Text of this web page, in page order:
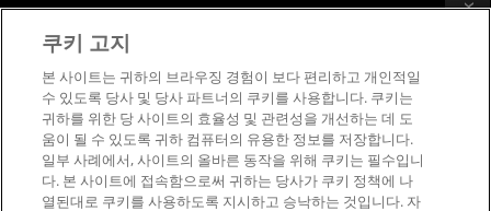
이사위원회
거버넌스 문서
SEC 신고서
상표
공급망 투명성
공정 및 공개 경쟁
영국 세금 전략
쿠키 정책
쿠키 설정
쿠키 고지
본 사이트는 귀하의 브라우징 경험이 보다 편리하고 개인적일
수 있도록 당사 및 당사 파트너의 쿠키를 사용합니다. 쿠키는
귀하를 위한 당 사이트의 효율성 및 관련성을 개선하는 데 도
움이 될 수 있도록 귀하 컴퓨터의 유용한 정보를 저장합니다.
일부 사례에서, 사이트의 올바른 동작을 위해 쿠키는 필수입니
다. 본 사이트에 접속함으로써 귀하는 당사가 쿠키 정책에 나
열된대로 쿠키를 사용하도록 지시하고 승낙하는 것입니다. 자